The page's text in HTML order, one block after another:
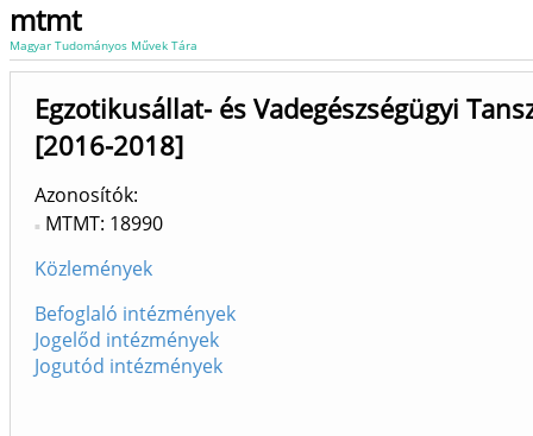
mtmt
Magyar Tudományos Művek Tára
Egzotikusállat- és Vadegészségügyi
[2016-2018]
Azonosítók
MTMT: 18990
Közlemények
Befoglaló intézmények
Jogelőd intézmények
Jogutód intézmények